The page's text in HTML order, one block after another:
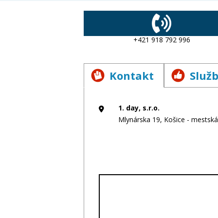
prenájmom Kúpa tovaru na účely
(veľkoobchod) Poskytovanie
majetkových hodnôt
a bez verejnej ponuky majetkových
+421 918 792 996
Kontakt
1. day, s.r.o.
Mlynárska 19, Košice -